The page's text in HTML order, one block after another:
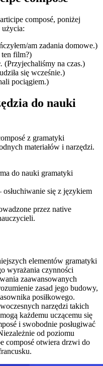
composé, poniżej
użycia:
am zadania domowe.)
ten film?)
(Przyjechaliśmy na czas.)
się wcześnie.)
pociągiem.)
do nauki
z gramatyki
materiałów i narzędzi.
do nauki gramatyki
osłuchiwanie się z językiem
przez native
elementów gramatyki
wyrażania czynności
zaawansowanych
zasad jego budowy,
posiłkowego.
narzędzi takich
każdemu uczącemu się
i swobodnie posługiwać
od poziomu
composé otwiera drzwi do